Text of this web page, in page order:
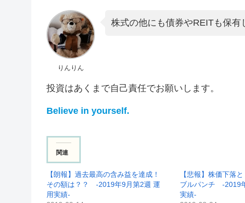
りんりん
株式の他にも債券やREITも保有
投資はあくまで自己責任でお願いします。
Believe in yourself.
関連
【朗報】過去最高の含み益を達成！
その額は？？ -2019年9月第2週 運
用実績-
【悲報】株価下落
ブルパンチ -2019
実績-